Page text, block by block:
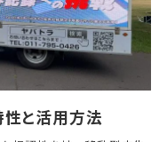
と活用方法